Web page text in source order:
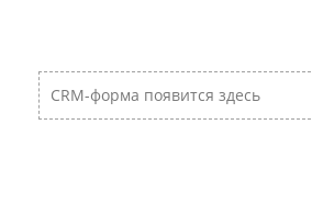
CRM-форма появится здесь